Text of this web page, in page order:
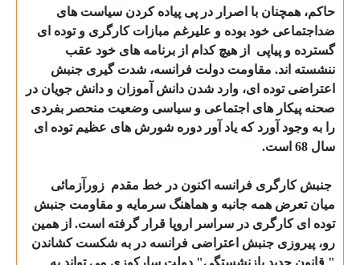
حاکم، همچنان با اصرار در پی پیاده کردن سیاست های
ضداجتماعی خود بوده و علیرغم مبازات کارگری و توده ای
گسترده و پیاپی
از هیچ کدام از برنامه های خود عقب
ننشسته اند. مقاومت دولت فرانسه، شدت گیری جنبش
اعتراضی توده ای، وارد شدن دانش آموزان و دانش جویان در
صحنه پیکار های اجتماعی و سیاسی وضعیت منحصر بفردی
را به وجود آورد که یاد آور دوره شورش های عظیم توده ای
سال 68 است.
جنبش کارگری فرانسه اکنون در خط مقدم زورآزمائی
میان تعرض همه جانبه و هماهنگ سرمایه و مقاومت جنبش
توده ای کارگری در سراسر اروپا قرار گرفته است. از همین
رو، پیروزی جنبش اعتراضی فرانسه در به شکست کشاندن
" قانون جدید بازنشستگی" دولت سارکوزی می تواند به